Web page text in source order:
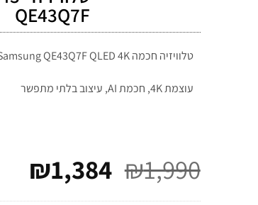
QE43Q7F
טלוויזיה חכמה Samsung QE43Q7F QLED 4K בגודל 43 אינץ':
עוצמת 4K, חכמת AI, עיצוב בלתי מתפשר
₪1,990
₪1,384